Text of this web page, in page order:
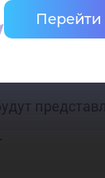
Перейти
более